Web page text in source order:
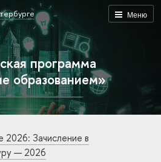
Меню
программа
образованием»
2026: Зачисление в
— 2026